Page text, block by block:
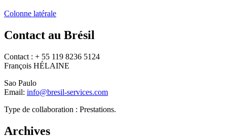
Colonne latérale
Contact au Brésil
Contact : + 55 119 8236 5124
François HÉLAINE
Sao Paulo
Email: info@bresil-services.com
Type de collaboration : Prestations.
Archives